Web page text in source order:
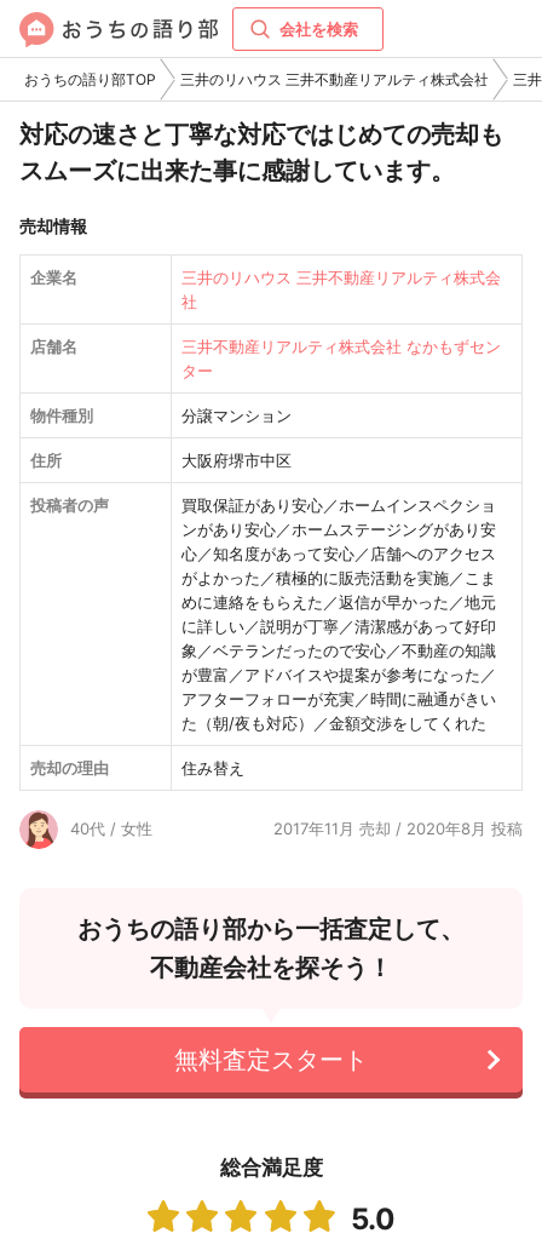
会社を検索
おうちの語り部TOP 三井のリハウス 三井不動産リアルティ株式会社 三
対応の速さと丁寧な対応ではじめての売却も
スムーズに出来た事に感謝しています。
売却情報
企業名
三井のリハウス 三井不動産リアルティ株式会
社
店舗名
三井不動産リアルティ株式会社 なかもずセン
ター
物件種別 分譲マンション
住所 大阪府堺市中区
投稿者の声
買取保証があり安心／ホームインスペクショ
ンがあり安心／ホームステージングがあり安
心／知名度があって安心／店舗へのアクセス
がよかった／積極的に販売活動を実施／こま
めに連絡をもらえた／返信が早かった／地元
に詳しい／説明が丁寧／清潔感があって好印
象／ベテランだったので安心／不動産の知識
が豊富／アドバイスや提案が参考になった／
アフターフォローが充実／時間に融通がきい
た（朝/夜も対応）／金額交渉をしてくれた
売却の理由 住み替え
40代 / 女性 2017年11月 売却 / 2020年8月 投稿
おうちの語り部から一括査定して、
不動産会社を探そう！
無料査定スタート
総合満足度
5.0